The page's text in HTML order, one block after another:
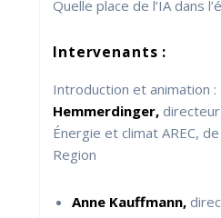
Quelle place de l’IA dans
Intervenants :
Introduction et animation :
Hemmerdinger,
Énergie et climat AREC,
Region
Anne Kauffmann,